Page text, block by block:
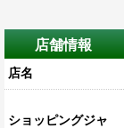
店舗情報
店名
ショッピングジャ